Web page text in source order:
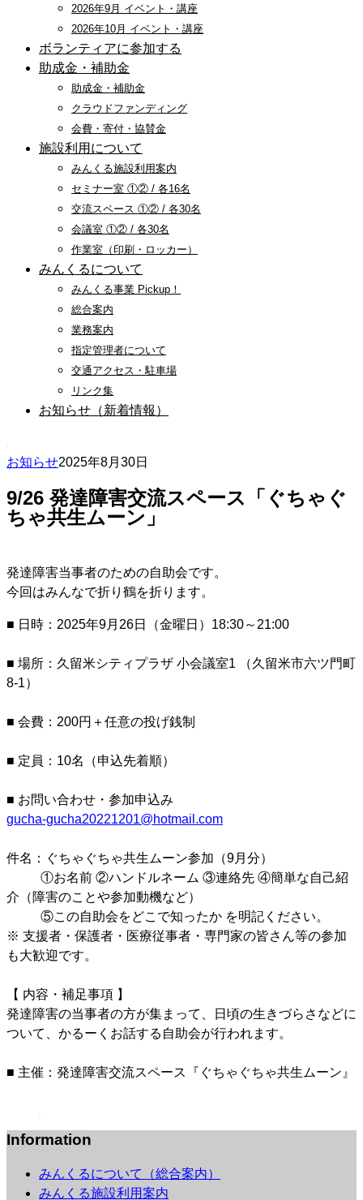
2026年9月 イベント・講座
2026年10月 イベント・講座
ボランティアに参加する
助成金・補助金
助成金・補助金
クラウドファンディング
会費・寄付・協賛金
施設利用について
みんくる施設利用案内
セミナー室 ①② / 各16名
交流スペース ①② / 各30名
会議室 ①② / 各30名
作業室（印刷・ロッカー）
みんくるについて
みんくる事業 Pickup！
総合案内
業務案内
指定管理者について
交通アクセス・駐車場
リンク集
お知らせ（新着情報）
お知らせ2025年8月30日
9/26 発達障害交流スペース「ぐちゃぐ
ちゃ共生ムーン」
発達障害当事者のための自助会です。
今回はみんなで折り鶴を折ります。
■ 日時：2025年9月26日（金曜日）18:30～21:00
■ 場所：久留米シティプラザ 小会議室1 （久留米市六ツ門町
8-1）
■ 会費：200円＋任意の投げ銭制
■ 定員：10名（申込先着順）
■ お問い合わせ・参加申込み
gucha-gucha20221201@hotmail.com
件名：ぐちゃぐちゃ共生ムーン参加（9月分）
①お名前 ②ハンドルネーム ③連絡先 ④簡単な自己紹
介（障害のことや参加動機など）
⑤この自助会をどこで知ったか を明記ください。
※ 支援者・保護者・医療従事者・専門家の皆さん等の参加
も大歓迎です。
【 内容・補足事項 】
発達障害の当事者の方が集まって、日頃の生きづらさなどに
ついて、かるーくお話する自助会が行われます。
■ 主催：発達障害交流スペース『ぐちゃぐちゃ共生ムーン』
Information
みんくるについて（総合案内）
みんくる施設利用案内